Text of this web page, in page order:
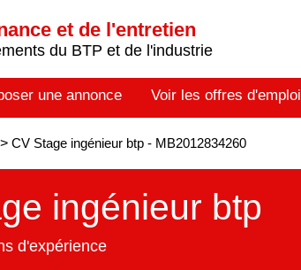
et de l'entretien
du BTP et de l'industrie
une annonce Voir les offres d'emploi
> CV Stage ingénieur btp - MB2012834260
ingénieur btp
d'expérience